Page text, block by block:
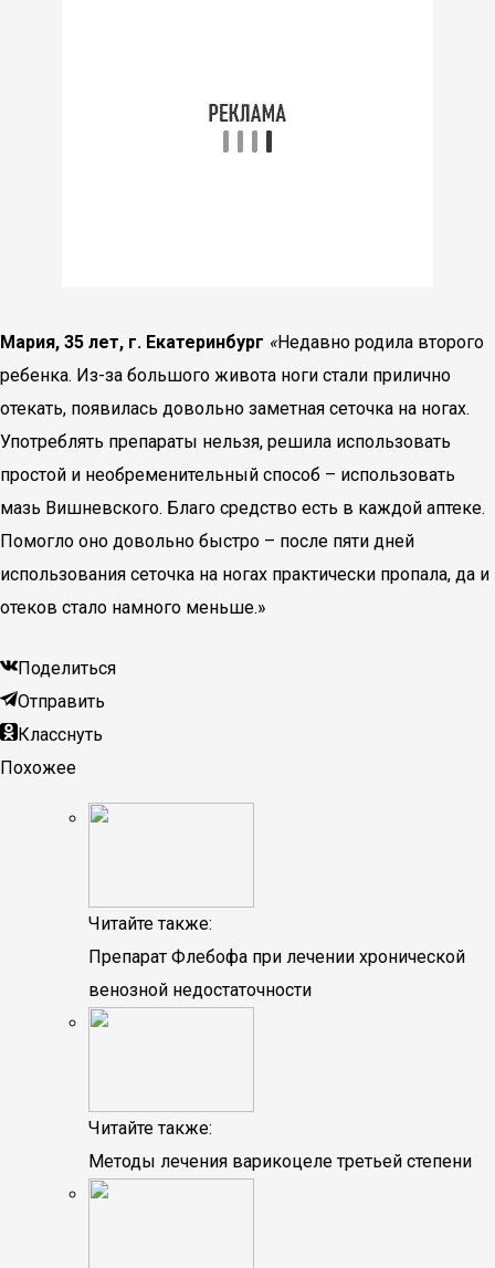
Мария, 35 лет, г. Екатеринбург «Недавно родила второго
ребенка. Из-за большого живота ноги стали прилично
отекать, появилась довольно заметная сеточка на ногах.
Употреблять препараты нельзя, решила использовать
простой и необременительный способ – использовать
мазь Вишневского. Благо средство есть в каждой аптеке.
Помогло оно довольно быстро – после пяти дней
использования сеточка на ногах практически пропала, да и
отеков стало намного меньше.»
Поделиться
Отправить
Класснуть
Похожее
Читайте также:
Препарат Флебофа при лечении хронической
венозной недостаточности
Читайте также:
Методы лечения варикоцеле третьей степени